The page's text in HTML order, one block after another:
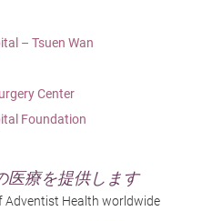
– Tsuen Wan
Center
Foundation
医療を提供します
Health worldwide